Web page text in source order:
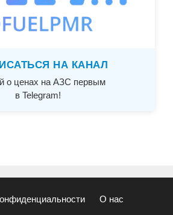
НА КАНАЛ
о ценах на АЗС первым
в Telegram!
О нас